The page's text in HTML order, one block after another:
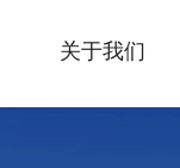
关于我们